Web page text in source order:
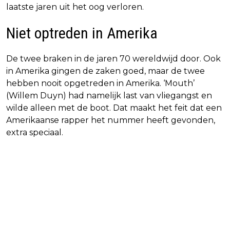
laatste jaren uit het oog verloren.
Niet optreden in Amerika
De twee braken in de jaren 70 wereldwijd door. Ook
in Amerika gingen de zaken goed, maar de twee
hebben nooit opgetreden in Amerika. ‘Mouth’
(Willem Duyn) had namelijk last van vliegangst en
wilde alleen met de boot. Dat maakt het feit dat een
Amerikaanse rapper het nummer heeft gevonden,
extra speciaal.